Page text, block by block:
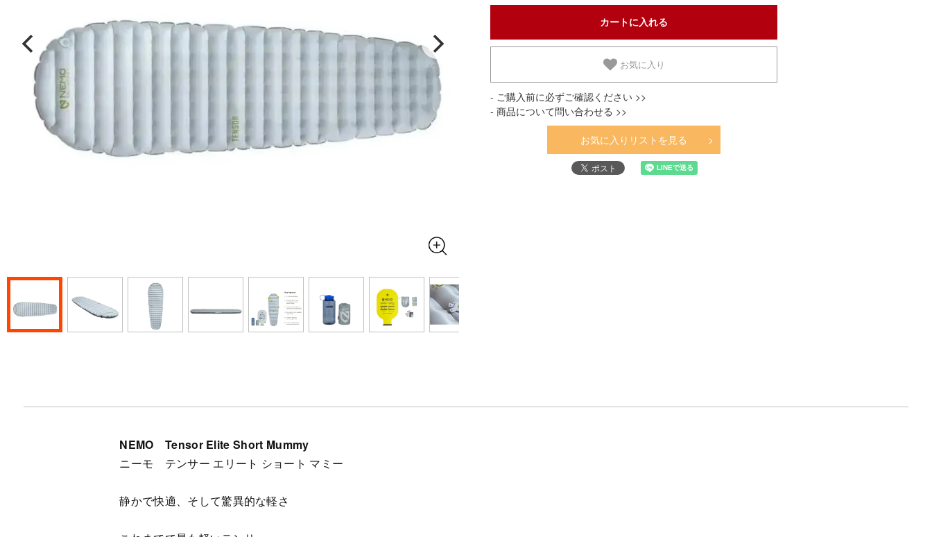
お気に入り
- ご購入前に必ずご確認ください >>
- 商品について問い合わせる >>
お気に入りリストを見る
NEMO Tensor Elite Short Mummy
ニーモ テンサー エリート ショート マミー
静かで快適、そして驚異的な軽さ